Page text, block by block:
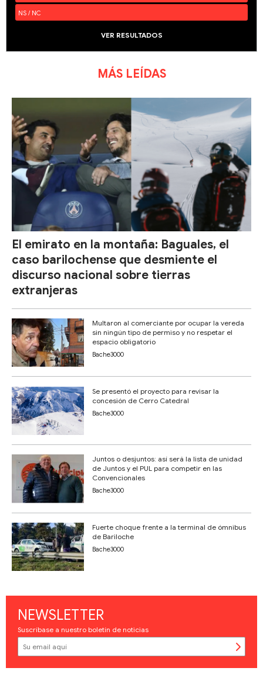
NS / NC
VER RESULTADOS
MÁS LEÍDAS
El emirato en la montaña: Baguales, el
caso barilochense que desmiente el
discurso nacional sobre tierras
extranjeras
Multaron al comerciante por ocupar la vereda
sin ningún tipo de permiso y no respetar el
espacio obligatorio
Bache3000
Se presentó el proyecto para revisar la
concesión de Cerro Catedral
Bache3000
Juntos o desjuntos: así será la lista de unidad
de Juntos y el PUL para competir en las
Convencionales
Bache3000
Fuerte choque frente a la terminal de ómnibus
de Bariloche
Bache3000
NEWSLETTER
Suscríbase a nuestro boletín de noticias